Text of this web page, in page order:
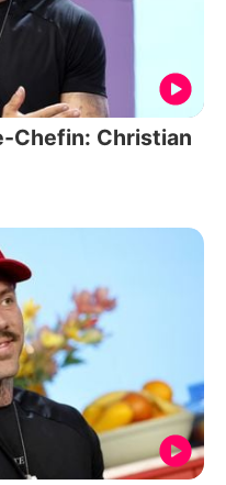
Chefin: Christian